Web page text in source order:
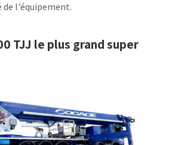
l’équipement.
TJJ le plus grand super